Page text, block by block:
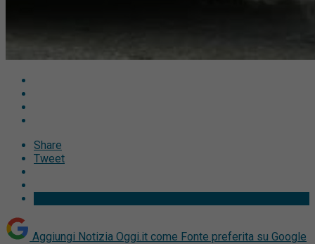
Share
Tweet
Aggiungi Notizia Oggi.it come Fonte preferita su Google